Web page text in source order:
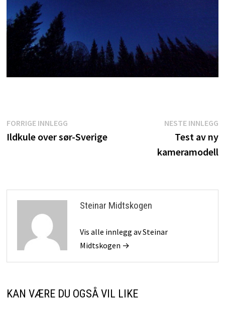
Innleggsnavigasjon
FORRIGE INNLEGGForrige
innlegg:
Ildkule over sør-Sverige
NESTE INNLEGG
Test av ny
kameramodell
Steinar Midtskogen
Vis alle innlegg av Steinar
Midtskogen →
KAN VÆRE DU OGSÅ VIL LIKE